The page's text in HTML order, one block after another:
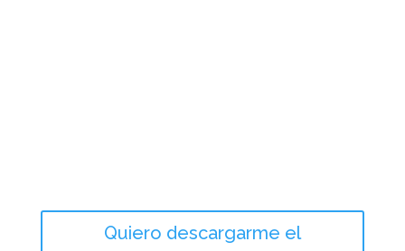
Quiero descargarme el